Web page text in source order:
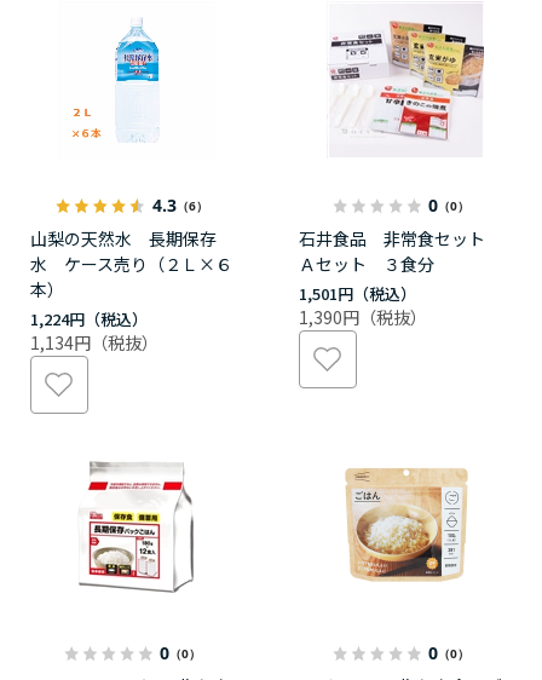
4.3（6）
山梨の天然水 長期保存
水 ケース売り（２Ｌ×６
本）
1,224円
1,134円
0（0）
石井食品 非常食セット
Ａセット ３食分
1,501円
1,390円
0 （0） 0（0）